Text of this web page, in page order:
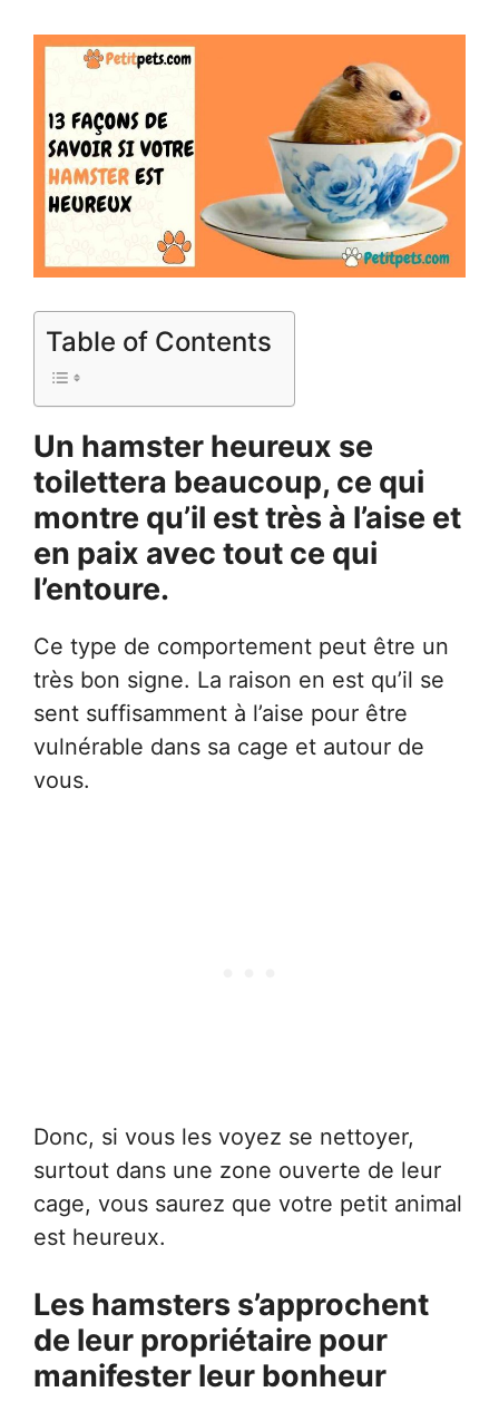
Table of Contents
Un hamster heureux se
toilettera beaucoup, ce qui
montre qu’il est très à l’aise et
en paix avec tout ce qui
l’entoure.
Ce type de comportement peut être un
très bon signe. La raison en est qu’il se
sent suffisamment à l’aise pour être
vulnérable dans sa cage et autour de
vous.
Donc, si vous les voyez se nettoyer,
surtout dans une zone ouverte de leur
cage, vous saurez que votre petit animal
est heureux.
Les hamsters s’approchent
de leur propriétaire pour
manifester leur bonheur